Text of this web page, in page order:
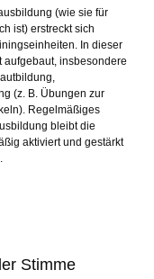
(wie sie für
ist) erstreckt sich
In dieser
aufgebaut, insbesondere
(z. B. Übungen zur
Regelmäßiges
bleibt die
aktiviert und gestärkt
Stimme